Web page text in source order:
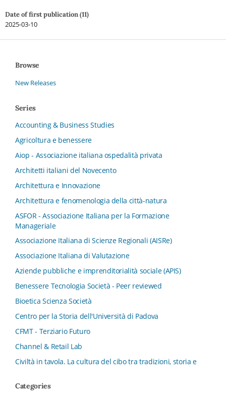
Date of first publication (11)
2025-03-10
Browse
New Releases
Series
Accounting & Business Studies
Agricoltura e benessere
Aiop - Associazione italiana ospedalità privata
Architetti italiani del Novecento
Architettura e Innovazione
Architettura e fenomenologia della città-natura
ASFOR - Associazione Italiana per la Formazione
Manageriale
Associazione Italiana di Scienze Regionali (AISRe)
Associazione Italiana di Valutazione
Aziende pubbliche e imprenditorialità sociale (APIS)
Benessere Tecnologia Società - Peer reviewed
Bioetica Scienza Società
Centro per la Storia dell'Università di Padova
CFMT - Terziario Futuro
Channel & Retail Lab
Civiltà in tavola. La cultura del cibo tra tradizioni, storia e
Collana del Dipartimento di Scienze Aziendali, Management
Categories